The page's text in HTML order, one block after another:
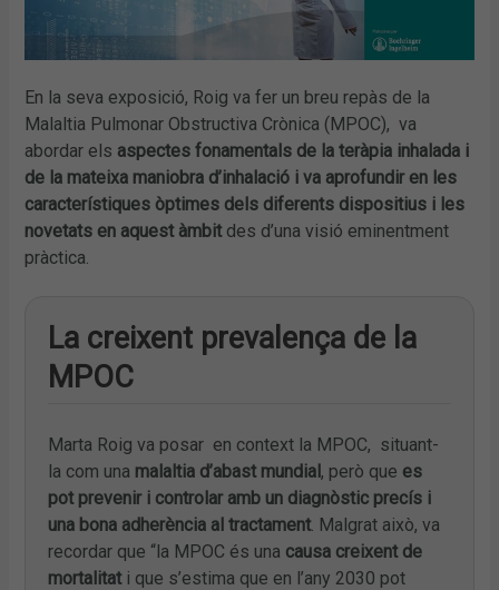
En la seva exposició, Roig va fer un breu repàs de la
Malaltia Pulmonar Obstructiva Crònica (MPOC), va
abordar els aspectes fonamentals de la teràpia inhalada i
de la mateixa maniobra d’inhalació i va aprofundir en les
característiques òptimes dels diferents dispositius i les
novetats en aquest àmbitdes d’una visió eminentment
pràctica.
La creixent prevalença de la
MPOC
Marta Roig va posar en context la MPOC, situant-
la com una malaltia d’abast mundial , però que es
pot prevenir i controlar amb un diagnòstic precís i
una bona adherència al tractament. Malgrat això, va
recordar que “la MPOC és una causa creixent de
mortalitati que s’estima que en l’any 2030 pot